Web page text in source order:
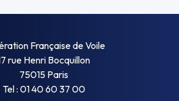
Française de Voile
rue Henri Bocquillon
75015 Paris
Tel : 01 40 60 37 00